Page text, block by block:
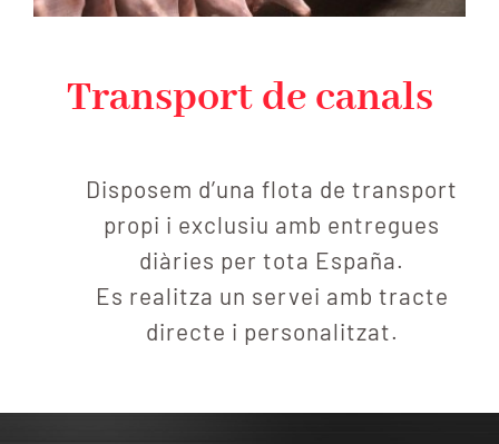
Transport de canals
Disposem d’una flota de transport
propi i exclusiu amb entregues
diàries per tota España.
Es realitza un servei amb tracte
directe i personalitzat.